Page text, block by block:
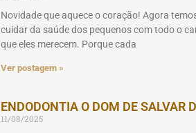
Novidade que aquece o coração! Agora
cuidar da saúde dos pequenos com todo o
que eles merecem. Porque cada
Ver postagem »
ENDODONTIA O DOM DE SALVAR
11/08/2025